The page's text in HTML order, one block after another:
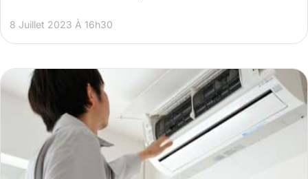
8 Juillet 2023 À 16h30